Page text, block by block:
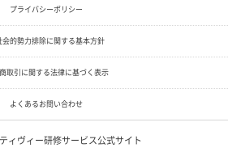
プライバシーポリシー
会的勢力排除に関する基本方針
取引に関する法律に基づく表示
よくあるお問い合わせ
ィヴィー研修サービス公式サイト